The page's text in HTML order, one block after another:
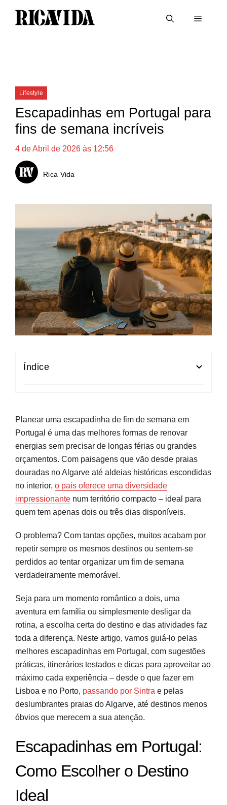
Categorias
Lifestyle
Escapadinhas em Portugal para
fins de semana incríveis
4 de Abril de 2026 às 12:56
Rica Vida
Índice
Fins de Semana Românticos: Alojamentos e
Experiências para Casais
Escapadinhas em Família: Natureza e
Entretenimento Próximo das Cidades
Fins de Semana Temáticos: Experiências
Únicas e Road Trips
O Que Fazer em Lisboa: Roteiro de Fim de
Semana
O Que Fazer no Porto: História, Vinho e
Sintra: O Que Visitar Num Dia
Praias Algarve: Escolher a Costa Certa para o
Seu Perfil
Planeie o Próximo Fim de Semana com
Confiança
Perguntas frequentes
Planear uma escapadinha de fim de semana em
Portugal é uma das melhores formas de renovar
energias sem precisar de longas férias ou grandes
orçamentos. Com paisagens que vão desde praias
douradas no Algarve até aldeias históricas escondidas
no interior, o país oferece uma diversidade
impressionante num território compacto – ideal para
quem tem apenas dois ou três dias disponíveis.
O problema? Com tantas opções, muitos acabam por
repetir sempre os mesmos destinos ou sentem-se
perdidos ao tentar organizar um fim de semana
verdadeiramente memorável.
Seja para um momento romântico a dois, uma
aventura em família ou simplesmente desligar da
rotina, a escolha certa do destino e das atividades faz
toda a diferença. Neste artigo, vamos guiá-lo pelas
melhores escapadinhas em Portugal, com sugestões
práticas, itinerários testados e dicas para aproveitar ao
máximo cada experiência – desde o que fazer em
Lisboa e no Porto, passando por Sintra e pelas
deslumbrantes praias do Algarve, até destinos menos
óbvios que merecem a sua atenção.
Escapadinhas em Portugal:
Como Escolher o Destino
Ideal